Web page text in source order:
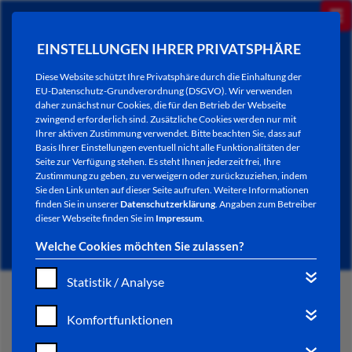
EINSTELLUNGEN IHRER PRIVATSPHÄRE
Diese Website schützt Ihre Privatsphäre durch die Einhaltung der
EU-Datenschutz-Grundverordnung (DSGVO). Wir verwenden
daher zunächst nur Cookies, die für den Betrieb der Webseite
zwingend erforderlich sind. Zusätzliche Cookies werden nur mit
Ihrer aktiven Zustimmung verwendet. Bitte beachten Sie, dass auf
Basis Ihrer Einstellungen eventuell nicht alle Funktionalitäten der
Seite zur Verfügung stehen. Es steht Ihnen jederzeit frei, Ihre
Zustimmung zu geben, zu verweigern oder zurückzuziehen, indem
Sie den Link unten auf dieser Seite aufrufen. Weitere Informationen
finden Sie in unsererDatenschutzerklärung. Angaben zum Betreiber
dieser Webseite finden Sie im Impressum.
Welche Cookies möchten Sie zulassen?
Statistik / Analyse
Komfortfunktionen
NEWSLETTER / CITY LETTER
START